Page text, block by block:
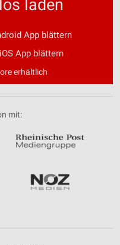
laden
App blättern
App blättern
erhältlich
mit: